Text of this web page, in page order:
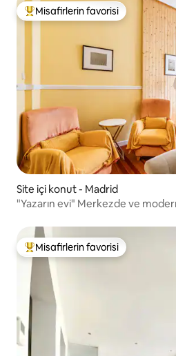
Misafirlerin favorilerinden en
Misafirlerin favorisi
Site içi konut - Madrid
"Yazarın evi" Merkezde ve
Misafirlerin favorilerinden en
Misafirlerin favorisi